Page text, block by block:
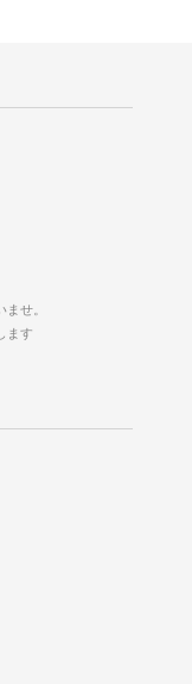
せ。
ます